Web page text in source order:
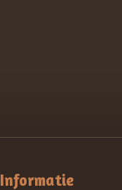
Informatie